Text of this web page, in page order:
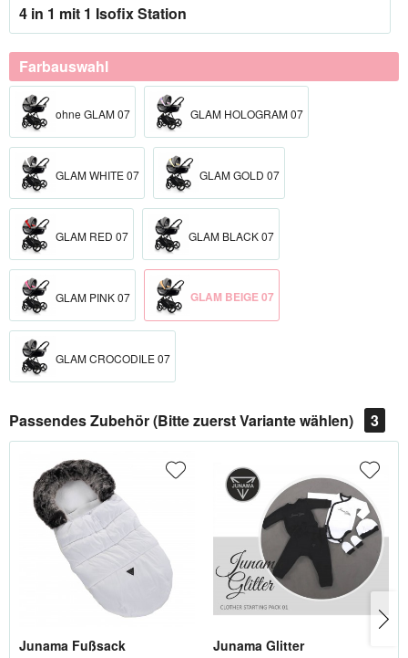
4 in 1 mit 1 Isofix Station
Farbauswahl
ohne GLAM 07 GLAM HOLOGRAM 07
GLAM WHITE 07 GLAM GOLD 07
GLAM RED 07 GLAM BLACK 07
GLAM PINK 07 GLAM BEIGE 07
GLAM CROCODILE 07
Passendes Zubehör (Bitte zuerst Variante wählen) 3
Junama Fußsack
Junama Glitter